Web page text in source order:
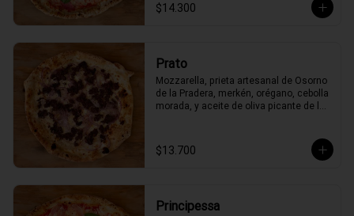
$14.300
Prato
Mozzarella, prieta artesanal de Osorno
de la Pradera, merkén, orégano, cebolla
morada, y aceite de oliva picante de la
$13.700
Principessa